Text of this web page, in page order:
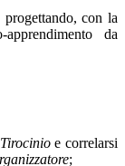
con la
apprendimento da
e correlarsi
;